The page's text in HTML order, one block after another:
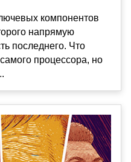
компонентов
напрямую
последнего. Что
процессора, но